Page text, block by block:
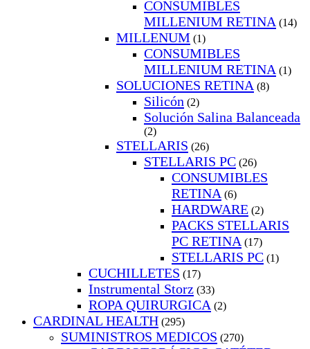
CONSUMIBLES
MILLENIUM RETINA (14)
MILLENUM (1)
CONSUMIBLES
MILLENIUM RETINA (1)
SOLUCIONES RETINA (8)
Silicón (2)
Solución Salina Balanceada
(2)
STELLARIS (26)
STELLARIS PC (26)
CONSUMIBLES
RETINA (6)
HARDWARE (2)
PACKS STELLARIS
PC RETINA (17)
STELLARIS PC (1)
CUCHILLETES (17)
Instrumental Storz (33)
ROPA QUIRURGICA (2)
CARDINAL HEALTH (295)
SUMINISTROS MEDICOS (270)